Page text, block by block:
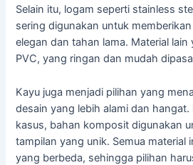
Selain itu, logam seperti stainless
sering digunakan untuk
elegan dan tahan lama. Material lain
PVC, yang ringan dan mudah
Kayu juga menjadi pilihan yang
desain yang lebih alami dan hangat.
kasus, bahan komposit digunakan
tampilan yang unik. Semua material
yang berbeda, sehingga pilihan